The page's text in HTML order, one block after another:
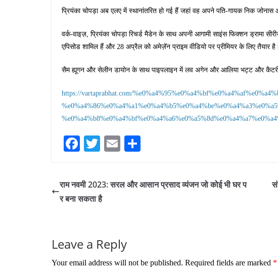
प्रियंका चोपड़ा अब एलए में स्थानांतरित हो गई हैं जहां वह अपने पति-गायक निक जोनास
वर्क-वाइज़, प्रियंका चोपड़ा रिचर्ड मैडेन के साथ अपनी आगामी साइंस फिक्शन ड्रामा
एपिसोड शामिल हैं और 28 अप्रैल को अमेज़ॅन प्राइम वीडियो पर प्रीमियर के लिए तैयार
सैम ह्यूगन और सेलीन डायोन के साथ पाइपलाइन में लव अगेन और आलिया भट्ट और
https://vartaprabhat.com/
Fa
bo
ok
T
r
E
ail
राम नवमी 2023: सरल और आसान प्रसाद व्यंजन जो कोई भी घर प
र बना सकता है
Leave a Reply
Your email address will not be published. Required fields are marked *